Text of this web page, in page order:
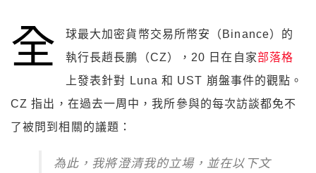
全
球最大加密貨幣交易所幣安（Binance）的
執行長趙長鵬（CZ），20 日在自家部落格
上發表針對 Luna 和 UST 崩盤事件的觀點。
CZ 指出，在過去一周中，我所參與的每次訪談都免不
了被問到相關的議題：
為此，我將澄清我的立場，並在以下文